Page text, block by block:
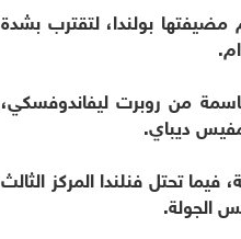
مضيفتها بولندا، لتقترب بشدة
43 من انفراد بعد تمريرة حاسمة من روبرت ليفاندوفسكي،
ديباي.
3 نقاط عن بولندا الوصيفة، فيما تحتل فنلندا المركز الثالث